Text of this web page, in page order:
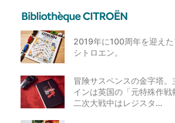
2019年に100周年を迎えた
シトロエン。
冒険サスペンスの金字塔。
インは英国の「元特殊作
二次大戦中はレジスタ…